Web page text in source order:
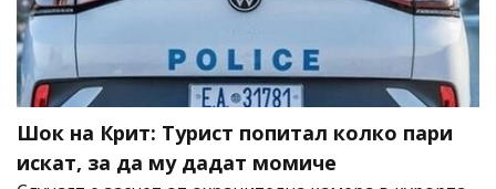
Шок на Крит: Турист попитал колко пари
искат, за да му дадат момиче